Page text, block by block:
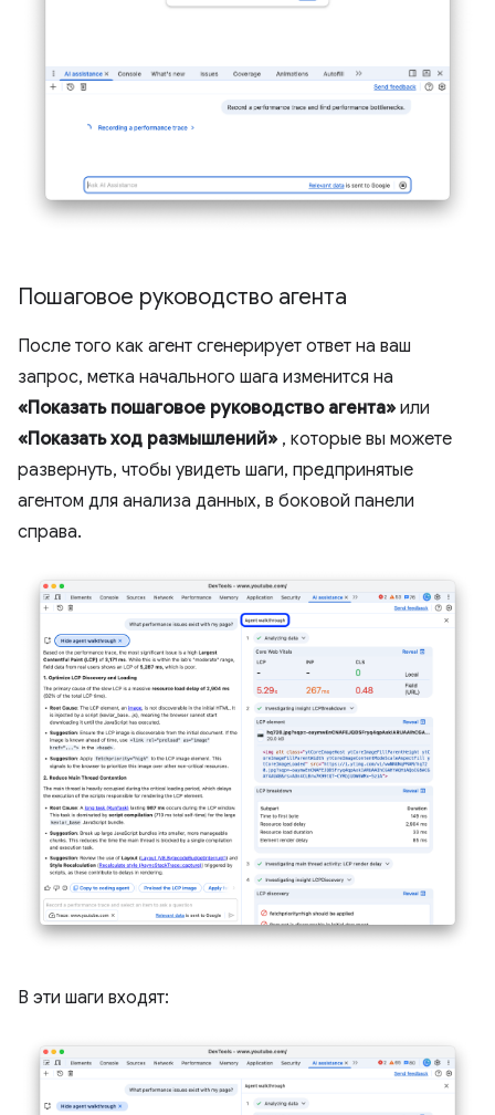
Пошаговое руководство агента
После того как агент сгенерирует ответ на ваш
запрос, метка начального шага изменится на
«Показать пошаговое руководство агента» или
«Показать ход размышлений» , которые вы можете
развернуть, чтобы увидеть шаги, предпринятые
агентом для анализа данных, в боковой панели
справа.
В эти шаги входят: